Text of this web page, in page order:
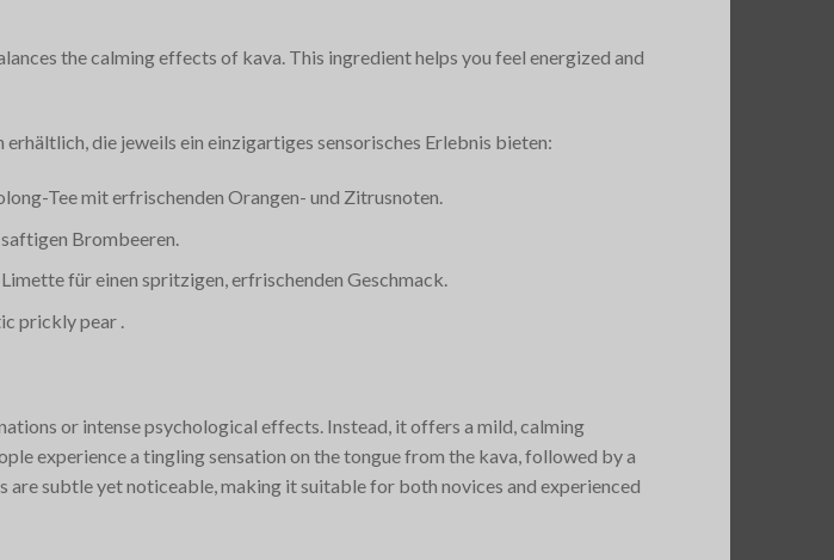
the calming effects of kava. This ingredient helps you feel energized and
die jeweils ein einzigartiges sensorisches Erlebnis bieten:
Tee mit erfrischenden Orangen- und Zitrusnoten.
Brombeeren.
für einen spritzigen, erfrischenden Geschmack.
prickly pear​.
or intense psychological effects. Instead, it offers a mild, calming
experience a tingling sensation on the tongue from the kava, followed by a
subtle yet noticeable, making it suitable for both novices and experienced